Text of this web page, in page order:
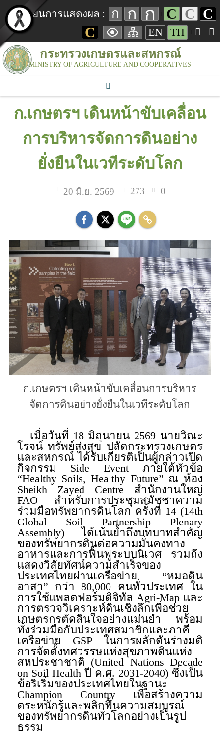
เปลี่ยนการแสดงผล : ก ก ก C C C
C
EN TH
กระทรวงเกษตรและสหกรณ์
MINISTRY OF AGRICULTURE AND COOPERATIVES
ก.เกษตรฯ เดินหน้าขับเคลื่อน
การบริหารจัดการดินอย่าง
ยั่งยืนในเวทีระดับโลก
20 มิ.ย. 2569 273 0
ก.เกษตรฯ เดินหน้าขับเคลื่อนการบริหาร
จัดการดินอย่างยั่งยืนในเวทีระดับโลก
เมื่อวันที่ 18 มิถุนายน 2569 นายวิณะ
โรจน์ ทรัพย์ส่งสุข ปลัดกระทรวงเกษตร
และสหกรณ์ ได้รับเกียรติเป็นผู้กล่าวเปิด
กิจกรรม Side Event ภายใต้หัวข้อ
“Healthy Soils, Healthy Future” ณ ห้อง
Sheikh Zayed Centre สำนักงานใหญ่
FAO สำหรับการประชุมสมัชชาความ
ร่วมมือทรัพยากรดินโลก ครั้งที่ 14 (14th
Global Soil Partnership Plenary
Assembly) ได้เน้นย้ำถึงบทบาทสำคัญ
ของทรัพยากรดินต่อความมั่นคงทาง
อาหารและการฟื้นฟูระบบนิเวศ รวมถึง
แสดงวิสัยทัศน์ความสำเร็จของ
ประเทศไทยผ่านเครือข่าย “หมอดิน
อาสา” กว่า 80,000 คนทั่วประเทศ ใน
การใช้แพลตฟอร์มดิจิทัล Agri-Map และ
การตรวจวิเคราะห์ดินเชิงลึกเพื่อช่วย
เกษตรกรตัดสินใจอย่างแม่นยำ พร้อม
ทั้งร่วมมือกับประเทศสมาชิกและภาคี
เครือข่าย GSP ในการผลักดันร่างมติ
การจัดตั้งทศวรรษแห่งสุขภาพดินแห่ง
สหประชาชาติ (United Nations Decade
on Soil Health ปี ค.ศ. 2031-2040) ซึ่งเป็น
ข้อริเริ่มของประเทศไทยในฐานะ
Champion Country เพื่อสร้างความ
ตระหนักรู้และพลิกฟื้นความสมบูรณ์
ของทรัพยากรดินทั่วโลกอย่างเป็นรูป
ธรรม